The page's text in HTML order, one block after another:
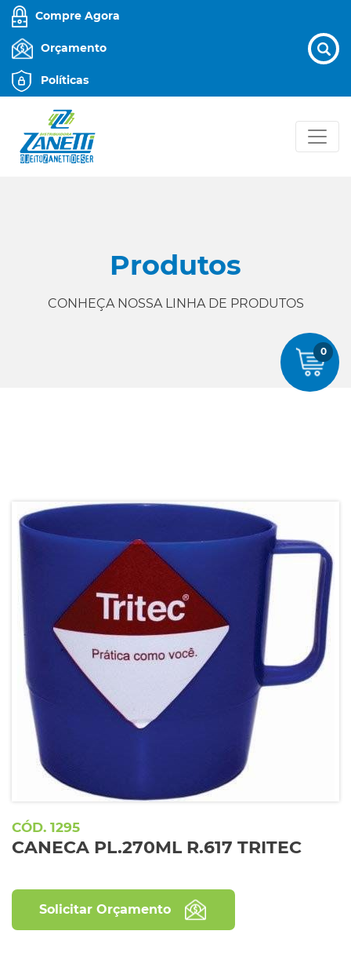
Compre Agora
Orçamento
Políticas
Produtos
CONHEÇA NOSSA LINHA DE PRODUTOS
0
1295
CANECA PL.270ML R.617 TRITEC
Solicitar Orçamento